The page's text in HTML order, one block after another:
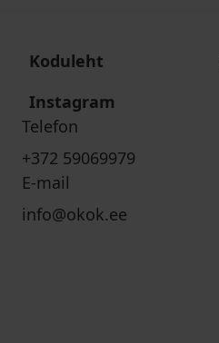
Koduleht
Instagram
Telefon
+372 59069979
E-mail
info@okok.ee